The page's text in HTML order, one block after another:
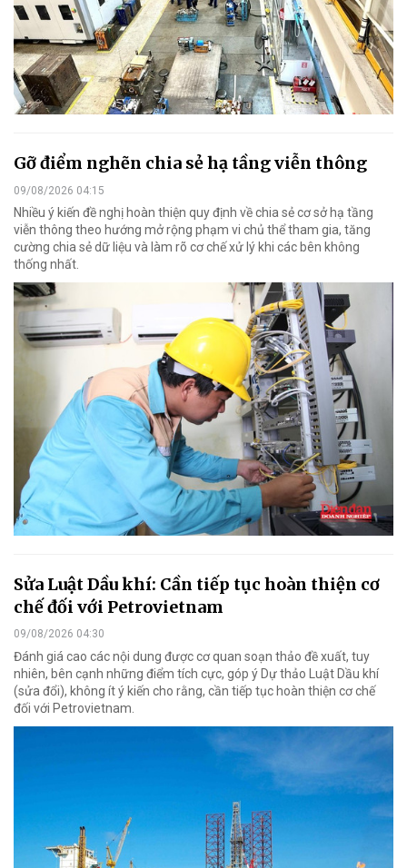
Gỡ điểm nghẽn chia sẻ hạ tầng viễn thông
09/08/2026 04:15
Nhiều ý kiến đề nghị hoàn thiện quy định về chia sẻ cơ sở hạ tầng
viễn thông theo hướng mở rộng phạm vi chủ thể tham gia, tăng
cường chia sẻ dữ liệu và làm rõ cơ chế xử lý khi các bên không
thống nhất.
Sửa Luật Dầu khí: Cần tiếp tục hoàn thiện cơ
chế đối với Petrovietnam
09/08/2026 04:30
Đánh giá cao các nội dung được cơ quan soạn thảo đề xuất, tuy
nhiên, bên cạnh những điểm tích cực, góp ý Dự thảo Luật Dầu khí
(sửa đổi), không ít ý kiến cho rằng, cần tiếp tục hoàn thiện cơ chế
đối với Petrovietnam.